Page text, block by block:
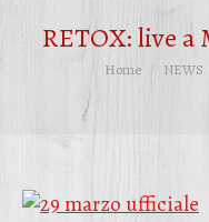
RETOX: live a
Tu sei qui:
Home NEWS